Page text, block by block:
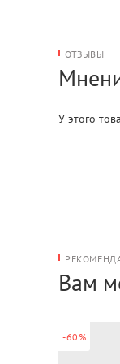
ОТЗЫВЫ
У этого
Вам
-60%